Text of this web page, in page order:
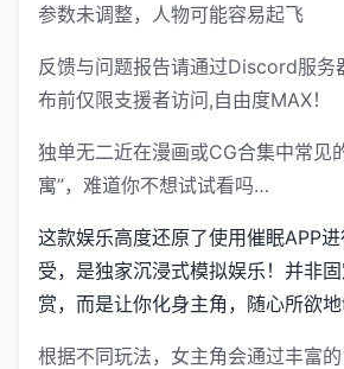
参数未调整，人物可能容易起飞
反馈与问题报告请通过Discord服务
布前仅限支援者访问,自由度MAX！
独单无二近在漫画或CG合集中常见
寓”，难道你不想试试看吗…
这款娱乐高度还原了使用催眠APP
受，是独家沉浸式模拟娱乐！并非
赏，而是让你化身主角，随心所欲地
根据不同玩法，女主角会通过丰富